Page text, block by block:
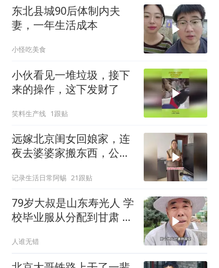
东北县城90后体制内夫
妻，一年生活成本
小怪吃美食
小伙看见一堆垃圾，接下
来的操作，这下发财了
笑料生产线 1跟贴
远嫁北京闺女回娘家，连
夜去婆婆家搬东西，公公
记录生活日常阿蜴 21跟贴
79岁大叔是山东寿光人 学
校毕业服从分配到甘肃 一
人谁无错